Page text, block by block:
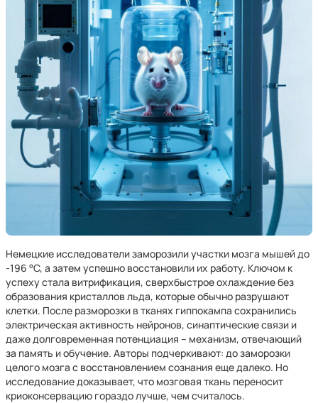
Немецкие исследователи заморозили участки мозга мышей до
-196 °C, а затем успешно восстановили их работу. Ключом к
успеху стала витрификация, сверхбыстрое охлаждение без
образования кристаллов льда, которые обычно разрушают
клетки. После разморозки в тканях гиппокампа сохранились
электрическая активность нейронов, синаптические связи и
даже долговременная потенциация – механизм, отвечающий
за память и обучение. Авторы подчеркивают: до заморозки
целого мозга с восстановлением сознания еще далеко. Но
исследование доказывает, что мозговая ткань переносит
криоконсервацию гораздо лучше, чем считалось.